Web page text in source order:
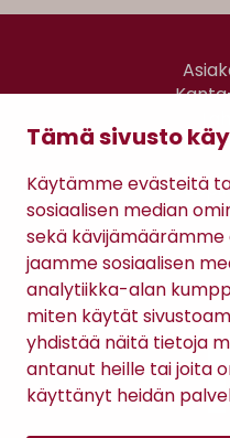
Tämä sivusto
Käytämme evästeitä
sosiaalisen median
sekä kävijämäärämme
jaamme sosiaalisen
analytiikka-alan
miten käytät
yhdistää näitä tietoja
antanut heille tai joita
käyttänyt heidän
Gomee